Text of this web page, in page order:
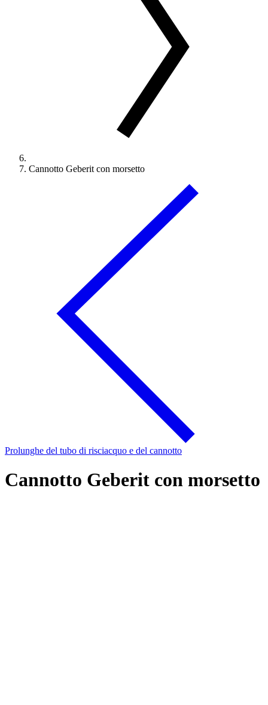
Cannotto Geberit con morsetto
Prolunghe del tubo di risciacquo e del cannotto
Cannotto Geberit con morsetto